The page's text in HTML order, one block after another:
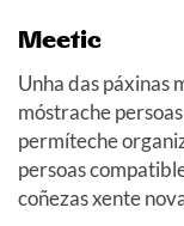
Meetic
Unha das páxinas
móstrache
permíteche
persoas
coñezas xente